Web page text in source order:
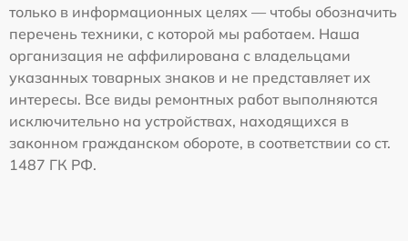
только в информационных целях — чтобы обозначить
перечень техники, с которой мы работаем. Наша
организация не аффилирована с владельцами
указанных товарных знаков и не представляет их
интересы. Все виды ремонтных работ выполняются
исключительно на устройствах, находящихся в
законном гражданском обороте, в соответствии со ст.
1487 ГК РФ.